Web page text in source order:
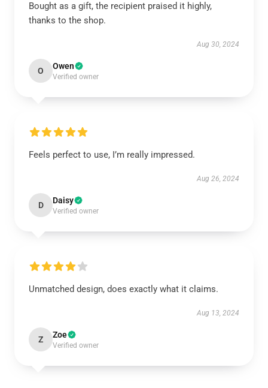
Bought as a gift, the recipient praised it highly,
thanks to the shop.
Aug 30, 2024
O Owen
Verified owner
Feels perfect to use, I’m really impressed.
Aug 26, 2024
D Daisy
Verified owner
Unmatched design, does exactly what it claims.
Aug 13, 2024
Z Zoe
Verified owner